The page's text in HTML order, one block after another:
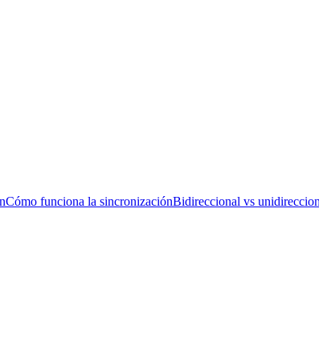
Cómo funciona la sincronizaciónBidireccional vs